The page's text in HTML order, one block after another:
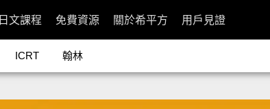
日文課程 免費資源 關於希平方 用戶見證
ICRT 翰林